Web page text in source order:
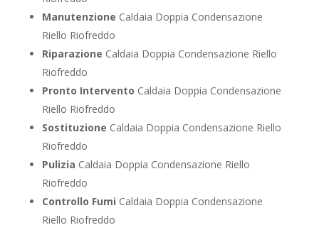
Manutenzione Caldaia Doppia Condensazione
Riello Riofreddo
Riparazione Caldaia Doppia Condensazione Riello
Riofreddo
Pronto Intervento Caldaia Doppia Condensazione
Riello Riofreddo
Sostituzione Caldaia Doppia Condensazione Riello
Riofreddo
Pulizia Caldaia Doppia Condensazione Riello
Riofreddo
Controllo Fumi Caldaia Doppia Condensazione
Riello Riofreddo